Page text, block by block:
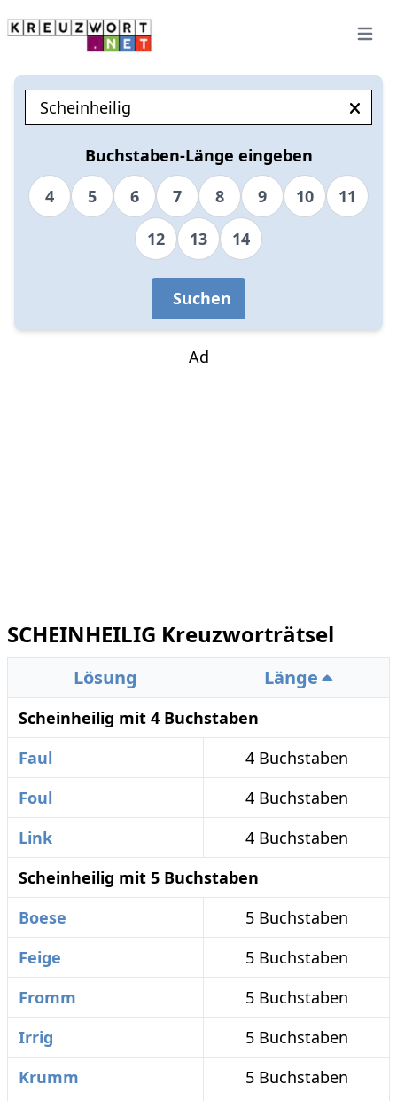
Open
Buchstaben-Länge eingeben
4
5 6 7 8 9 10
11
12
13 14
Suchen
Ad
SCHEINHEILIG Kreuzworträtsel
Lösung Länge
Scheinheilig mit 4 Buchstaben
Faul
4 Buchstaben
Foul
4 Buchstaben
Link
4 Buchstaben
Scheinheilig mit 5 Buchstaben
Boese
5 Buchstaben
Feige
5 Buchstaben
Fromm
5 Buchstaben
Irrig
5 Buchstaben
Krumm
5 Buchstaben